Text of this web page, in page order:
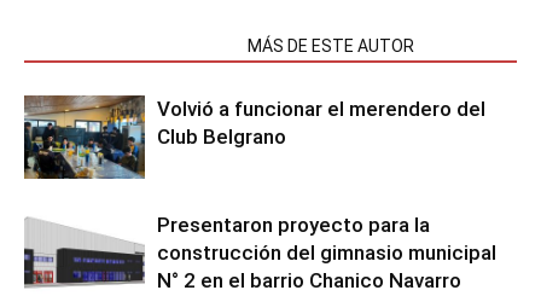
MÁS DE ESTE AUTOR
Volvió a funcionar el merendero del
Club Belgrano
Presentaron proyecto para la
construcción del gimnasio municipal
N° 2 en el barrio Chanico Navarro